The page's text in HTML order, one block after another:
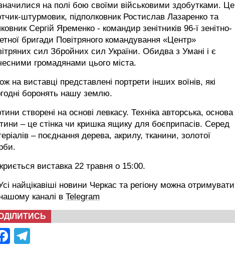
на полі бою своїми військовими здобутками. Це
штурмовик, підполковник Ростислав Лазаренко та
Сергій Яременко - командир зенітників 96-ї зенітно-
бригади Повітряного командування «Центр»
сил Збройних сил України. Обидва з Умані і є
громадянами цього міста.
на виставці представлені портрети інших воїнів, які
боронять нашу землю.
створені на основі левкасу. Техніка авторська, основа
– це стінка чи кришка ящику для боєприпасів. Серед
– поєднання дерева, акрилу, тканини, золотої
виставка 22 травня о 15:00.
найцікавіші новини Черкас та регіону можна отримувати
каналі в Telegram
Facebook